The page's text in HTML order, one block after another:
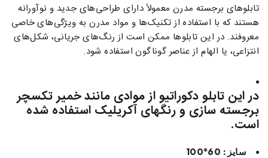
تابلوهای برجسته مدرن معمولاً دارای طراحی‌های جدید و نوآورانه
هستند که با استفاده از تکنیک‌ها و مواد مدرن به ویژگی‌های خاصی
معروفند. در این تابلوها ممکن است از رنگ‌های جریانی، شکل‌های
انتزاعی، یا الهام از عناصر گوناگون استفاده شود.
در این تابلو دکوراتیو از موادی مانند خمیر تکسچر
برجسته سازی و رنگهای آکریلیک استفاده شده
است.
سایز : 60*100